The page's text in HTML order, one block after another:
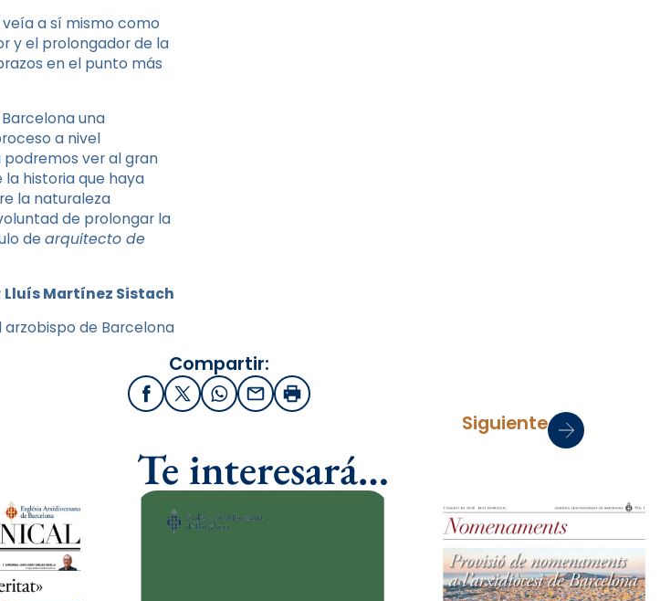
a sí mismo como
y el prolongador de la
en el punto más
una
a nivel
podremos ver al gran
historia que haya
la naturaleza
de prolongar la
de arquitecto de
Lluís Martínez Sistach
arzobispo de Barcelona
Compartir:
FacebookX / Twitter
WhatsApp
EmailImprimir
Siguiente
Te interesará…